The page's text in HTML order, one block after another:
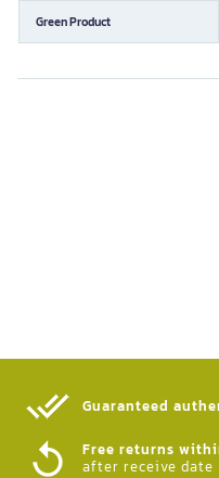
Green Product
Guaranteed
Free returns
after receive date